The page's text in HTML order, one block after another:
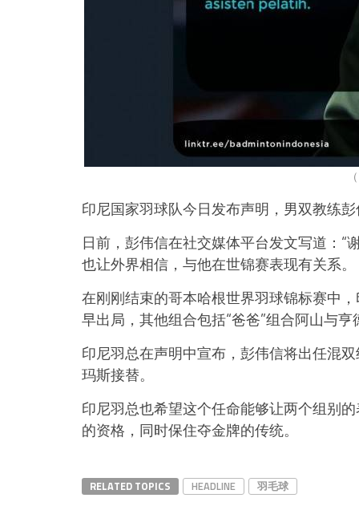
印尼国家羽球队今日发布声明，男双教练
日前，彭伟信在社交媒体平台发文写道：“
也让外界相信，与他在世锦赛表现有关系。
在刚刚结束的哥本哈根世界羽球锦标赛中
早出局，其他组合包括“爸爸”组合阿山与
印尼羽总在声明中宣布，彭伟信将出任混
玛斯接替。
印尼羽总也希望这个任命能够让两个组别
的资格，同时保住夺金牌的传统。
RELATED TOPICS HEADLINE 羽毛球